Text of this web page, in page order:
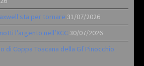
sta per tornare 31/07/2026
l’argento nell’XCC 30/07/2026
di Coppa Toscana della Gf Pinocchio